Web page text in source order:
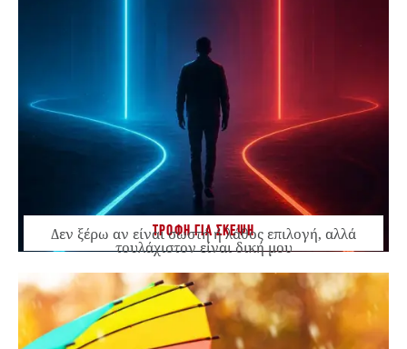
ΤΡΟΦΗ ΓΙΑ ΣΚΕΨΗ
Δεν ξέρω αν είναι σωστή ή λάθος επιλογή, αλλά
τουλάχιστον είναι δική μου